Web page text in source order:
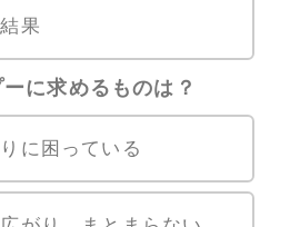
果
に求めるものは？
に困っている